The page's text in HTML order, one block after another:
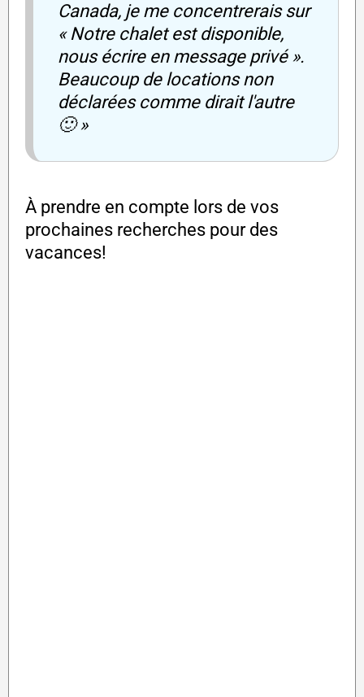
Canada, je me concentrerais sur
« Notre chalet est disponible,
nous écrire en message privé ».
Beaucoup de locations non
déclarées comme dirait l'autre
🙂 »
À prendre en compte lors de vos
prochaines recherches pour des
vacances!